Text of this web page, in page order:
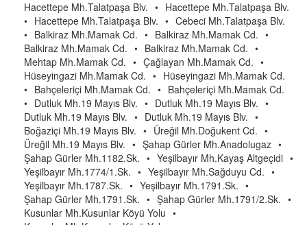
Hacettepe Mh.Talatpaşa Blv. • Hacettepe Mh.Talatpaşa Blv.
• Hacettepe Mh.Talatpaşa Blv. • Cebeci Mh.Talatpaşa Blv.
• Balkiraz Mh.Mamak Cd. • Balkiraz Mh.Mamak Cd. •
Balkiraz Mh.Mamak Cd. • Balkiraz Mh.Mamak Cd. •
Mehtap Mh.Mamak Cd. • Çağlayan Mh.Mamak Cd. •
Hüseyingazi Mh.Mamak Cd. • Hüseyingazi Mh.Mamak Cd.
• Bahçeleriçi Mh.Mamak Cd. • Bahçeleriçi Mh.Mamak Cd.
• Dutluk Mh.19 Mayıs Blv. • Dutluk Mh.19 Mayıs Blv. •
Dutluk Mh.19 Mayıs Blv. • Dutluk Mh.19 Mayıs Blv. •
Boğaziçi Mh.19 Mayıs Blv. • Üreğil Mh.Doğukent Cd. •
Üreğil Mh.19 Mayıs Blv. • Şahap Gürler Mh.Anadolugaz •
Şahap Gürler Mh.1182.Sk. • Yeşilbayır Mh.Kayaş Altgeçidi •
Yeşilbayır Mh.1774/1.Sk. • Yeşilbayır Mh.Sağduyu Cd. •
Yeşilbayır Mh.1787.Sk. • Yeşilbayır Mh.1791.Sk. •
Şahap Gürler Mh.1791.Sk. • Şahap Gürler Mh.1791/2.Sk. •
Kusunlar Mh.Kusunlar Köyü Yolu •